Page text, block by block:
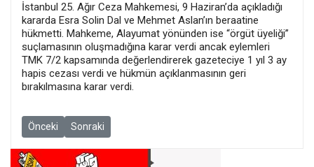
İstanbul 25. Ağır Ceza Mahkemesi, 9 Haziran’da açıkladığı
kararda Esra Solin Dal ve Mehmet Aslan’ın beraatine
hükmetti. Mahkeme, Alayumat yönünden ise “örgüt üyeliği”
suçlamasının oluşmadığına karar verdi ancak eylemleri
TMK 7/2 kapsamında değerlendirerek gazeteciye 1 yıl 3 ay
hapis cezası verdi ve hükmün açıklanmasının geri
bırakılmasına karar verdi.
Önceki makale: 'NATO Operasyonu' kapsamında tutuklanan Kaos
Önceki Sonraki makale: MLSA, Nurcan Kaya kararını istinafa
Sonraki